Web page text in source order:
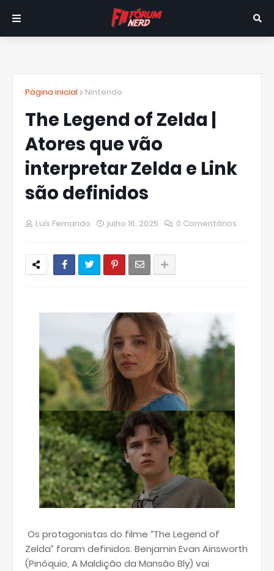
Página inicial Nintendo
The Legend of Zelda |
Atores que vão
interpretar Zelda e Link
são definidos
Luís Fernando julho 16, 2025 0 Comentários
Os protagonistas do filme “The Legend of
Zelda” foram definidos. Benjamin Evan Ainsworth
(Pinóquio, A Maldição da Mansão Bly) vai